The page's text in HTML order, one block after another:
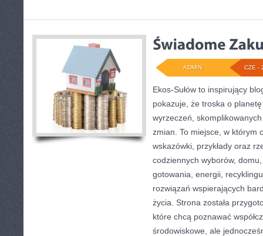
CZE -
ADMIN
Ekos-Sułów to inspirujący
pokazuje, że troska o
wyrzeczeń,
zmian. To miejsce, w którym
wskazówki, przykłady oraz
codziennych wyborów,
gotowania, energii,
rozwiązań wspierających
życia. Strona została
które chcą poznawać
środowiskowe, ale